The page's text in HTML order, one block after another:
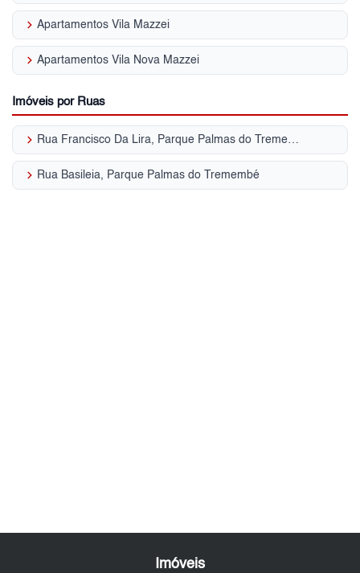
keyboard_arrow_right Apartamentos Vila Mazzei
keyboard_arrow_right Apartamentos Vila Nova Mazzei
Imóveis por Ruas
keyboard_arrow_right Rua Francisco Da Lira, Parque Palmas do Tremembé
keyboard_arrow_right Rua Basileia, Parque Palmas do Tremembé
Imóveis